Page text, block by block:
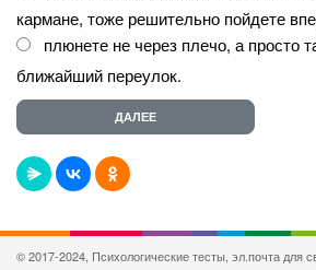
кармане, тоже решительно пойдете
плюнете не через плечо, а просто
ближайший переулок.
© 2017-2024, Психологические тесты, эл.почта для